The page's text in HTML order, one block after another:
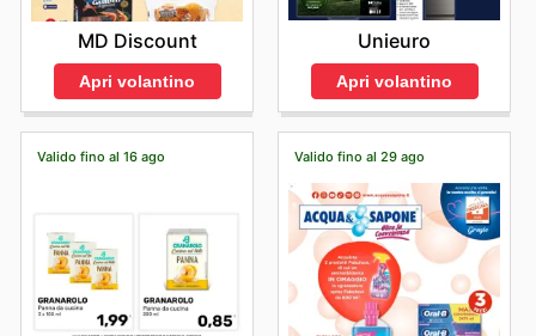
MD Discount
Apri volantino
Unieuro
Apri volantino
Valido fino al 16 ago Valido fino al 29 ago